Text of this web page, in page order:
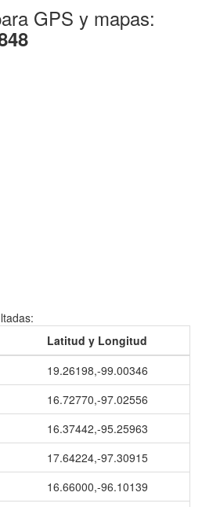
GPS y mapas:
Latitud y Longitud
19.26198,-99.00346
16.72770,-97.02556
16.37442,-95.25963
17.64224,-97.30915
16.66000,-96.10139